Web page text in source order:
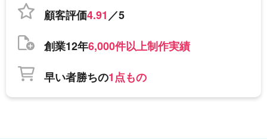
顧客評価4.91／5
創業12年6,000件以上制作実績
早い者勝ちの1点もの